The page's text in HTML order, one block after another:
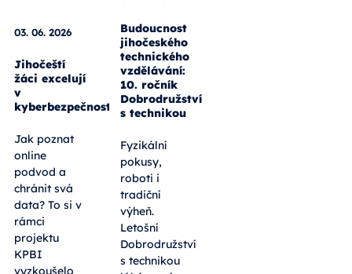
03. 06. 2026
Jihočeští
žáci excelují
v
kyberbezpečnosti
Jak poznat
online
podvod a
chránit svá
data? To si v
rámci
projektu
KPBI
vyzkoušelo
02. 06. 2026
Budoucnost
technického
vzdělávání:
10. ročník
Dobrodružství
s technikou
Fyzikální
pokusy,
roboti i